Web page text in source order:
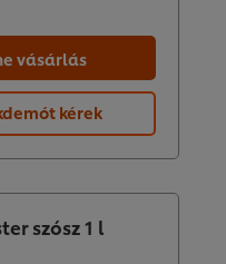
vásárlás
kérek
szósz 1 l